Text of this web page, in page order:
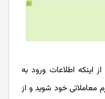
اطلاعات ورود به
معاملاتی خود شوید و از